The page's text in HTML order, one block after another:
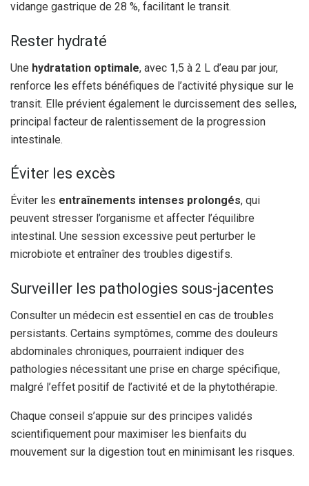
vidange gastrique de 28 %, facilitant le transit.
Rester hydraté
Une hydratation optimale, avec 1,5 à 2 L d’eau par jour,
renforce les effets bénéfiques de l’activité physique sur le
transit. Elle prévient également le durcissement des selles,
principal facteur de ralentissement de la progression
intestinale.
Éviter les excès
Éviter les entraînements intenses prolongés, qui
peuvent stresser l’organisme et affecter l’équilibre
intestinal. Une session excessive peut perturber le
microbiote et entraîner des troubles digestifs.
Surveiller les pathologies sous-jacentes
Consulter un médecin est essentiel en cas de troubles
persistants. Certains symptômes, comme des douleurs
abdominales chroniques, pourraient indiquer des
pathologies nécessitant une prise en charge spécifique,
malgré l’effet positif de l’activité et de la phytothérapie.
Chaque conseil s’appuie sur des principes validés
scientifiquement pour maximiser les bienfaits du
mouvement sur la digestion tout en minimisant les risques.